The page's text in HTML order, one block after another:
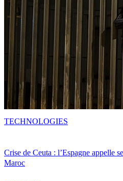
Crise de Ceuta : l’Espagne appelle
Maroc
TECHNOLOGIES